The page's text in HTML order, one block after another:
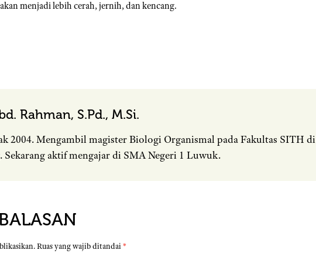
menjadi lebih cerah, jernih, dan kencang.
Rahman, S.Pd., M.Si.
2004. Mengambil magister Biologi Organismal pada Fakultas SITH di
Sekarang aktif mengajar di SMA Negeri 1 Luwuk.
Ruas yang wajib ditandai*